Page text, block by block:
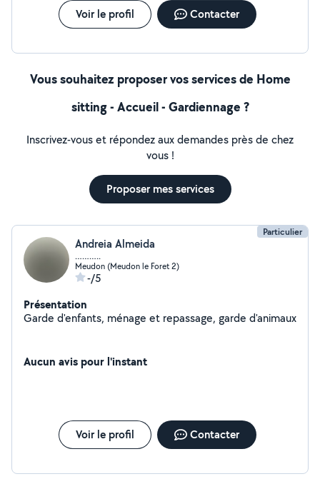
Voir le profil Contacter
Vous souhaitez proposer vos services de Home
sitting - Accueil - Gardiennage ?
Inscrivez-vous et répondez aux demandes près de chez
vous !
Proposer mes services
Particulier
Andreia Almeida
………..
Meudon (Meudon le Foret 2)
-/5
Présentation
Garde d'enfants, ménage et repassage, garde d'animaux
Aucun avis pour l'instant
Voir le profil Contacter